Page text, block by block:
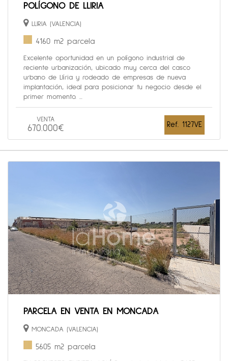
POLÍGONO DE LLIRIA
LLIRIA (VALENCIA)
4160 m2 parcela
Excelente oportunidad en un polígono industrial de
reciente urbanización, ubicado muy cerca del casco
urbano de Llíria y rodeado de empresas de nueva
implantación, ideal para posicionar tu negocio desde el
primer momento. ...
VENTA
670.000€ Ref. 1127VE
PARCELA EN VENTA EN MONCADA
MONCADA (VALENCIA)
5605 m2 parcela